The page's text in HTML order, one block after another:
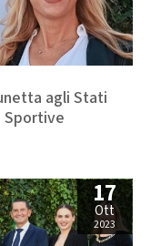
agli Stati
Sportive
17
Ott
2023